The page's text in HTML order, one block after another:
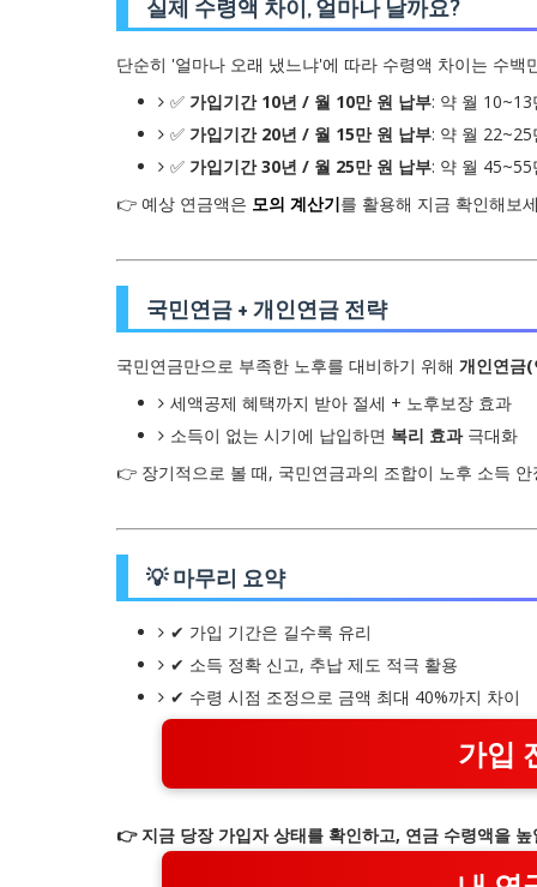
실제 수령액 차이, 얼마나 날까요?
단순히 '얼마나 오래 냈느냐'에 따라 수령액 차이는 수
✅ 가입기간 10년 / 월 10만 원 납부: 약 월 10~13
✅ 가입기간 20년 / 월 15만 원 납부: 약 월 22~25
✅ 가입기간 30년 / 월 25만 원 납부: 약 월 45~55
👉 예상 연금액은 모의 계산기를 활용해 지금 확인해보
국민연금 + 개인연금 전략
국민연금만으로 부족한 노후를 대비하기 위해 개인연금
세액공제 혜택까지 받아 절세 + 노후보장 효과
소득이 없는 시기에 납입하면 복리 효과극대화
👉 장기적으로 볼 때, 국민연금과의 조합이 노후 소득
💡 마무리 요약
✔ 가입 기간은 길수록 유리
✔ 소득 정확 신고, 추납 제도 적극 활용
✔ 수령 시점 조정으로 금액 최대 40%까지 차이
가입
👉 지금 당장 가입자 상태를 확인하고, 연금 수령액을